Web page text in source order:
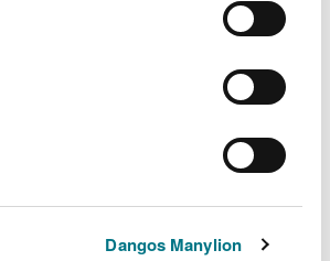
Dangos Manylion
Adfer Natur yn ogystal â’n
ymroi i reoli holl fawndir
cynefinoedd cefnogol, mewn
er mwyn sicrhau ein
oddeutu 690ha o fawndir o